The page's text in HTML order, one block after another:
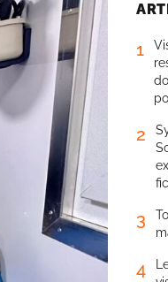
1
2
3
4